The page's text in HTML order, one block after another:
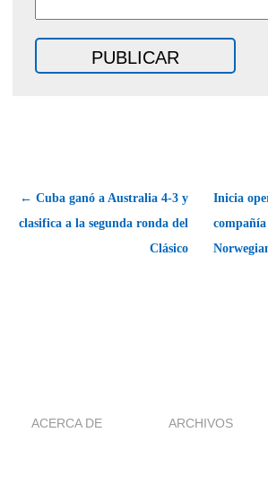
← Cuba ganó a Australia 4-3 y
clasifica a la segunda ronda del
Clásico
Inicia
ACERCA DE ARCHIVOS